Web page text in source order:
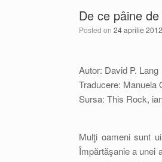
De ce pâine
Posted on 24 aprilie 2012
Autor: David P. Lang
Traducere: Manuela
Sursa: This Rock,
Mulţi oameni sunt
Împărtăşanie a unei